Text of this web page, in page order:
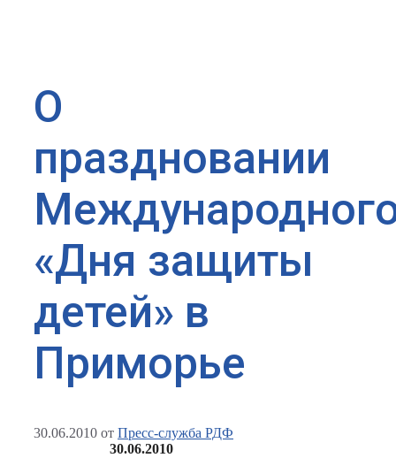
О
праздновании
«Дня защиты
детей» в
Приморье
30.06.2010 от Пресс-служба РДФ
30.06.2010